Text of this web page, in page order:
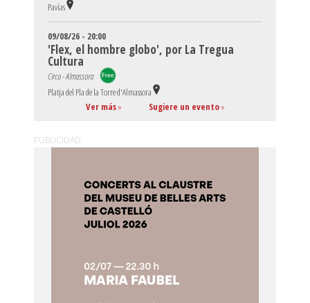
Pavías
09/08/26 - 20:00
'Flex, el hombre globo', por La Tregua
Cultura
Circo - Almassora
Platja del Pla de la Torre d'Almassora
Ver más» Sugiere un evento»
PUBLICIDAD